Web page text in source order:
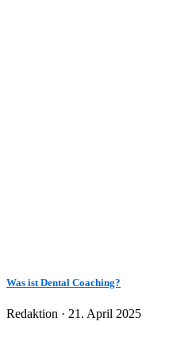
Was ist Dental Coaching?
Redaktion · Veröffentlicht
21. April 2025